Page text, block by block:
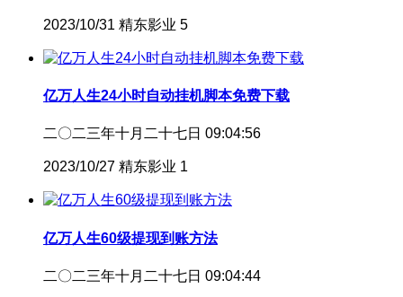
2023/10/31 精东影业 5
亿万人生24小时自动挂机脚本免费下载
二〇二三年十月二十七日 09:04:56
2023/10/27 精东影业 1
亿万人生60级提现到账方法
二〇二三年十月二十七日 09:04:44